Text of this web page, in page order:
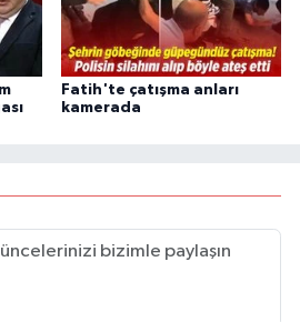
Fatih'te çatışma anları
kamerada